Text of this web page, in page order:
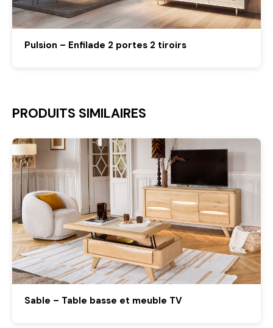
Pulsion – Enfilade 2 portes 2 tiroirs
PRODUITS SIMILAIRES
Sable – Table basse et meuble TV